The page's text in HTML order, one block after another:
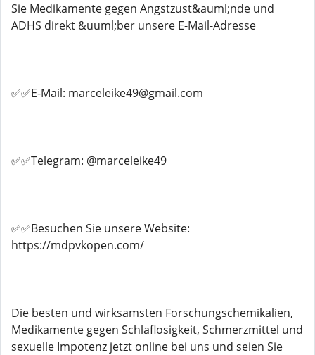
Sie Medikamente gegen Angstzust&auml;nde und
ADHS direkt &uuml;ber unsere E-Mail-Adresse
✅✅E-Mail: marceleike49@gmail.com
✅✅Telegram: @marceleike49
✅✅Besuchen Sie unsere Website:
https://mdpvkopen.com/
Die besten und wirksamsten Forschungschemikalien,
Medikamente gegen Schlaflosigkeit, Schmerzmittel und
sexuelle Impotenz jetzt online bei uns und seien Sie